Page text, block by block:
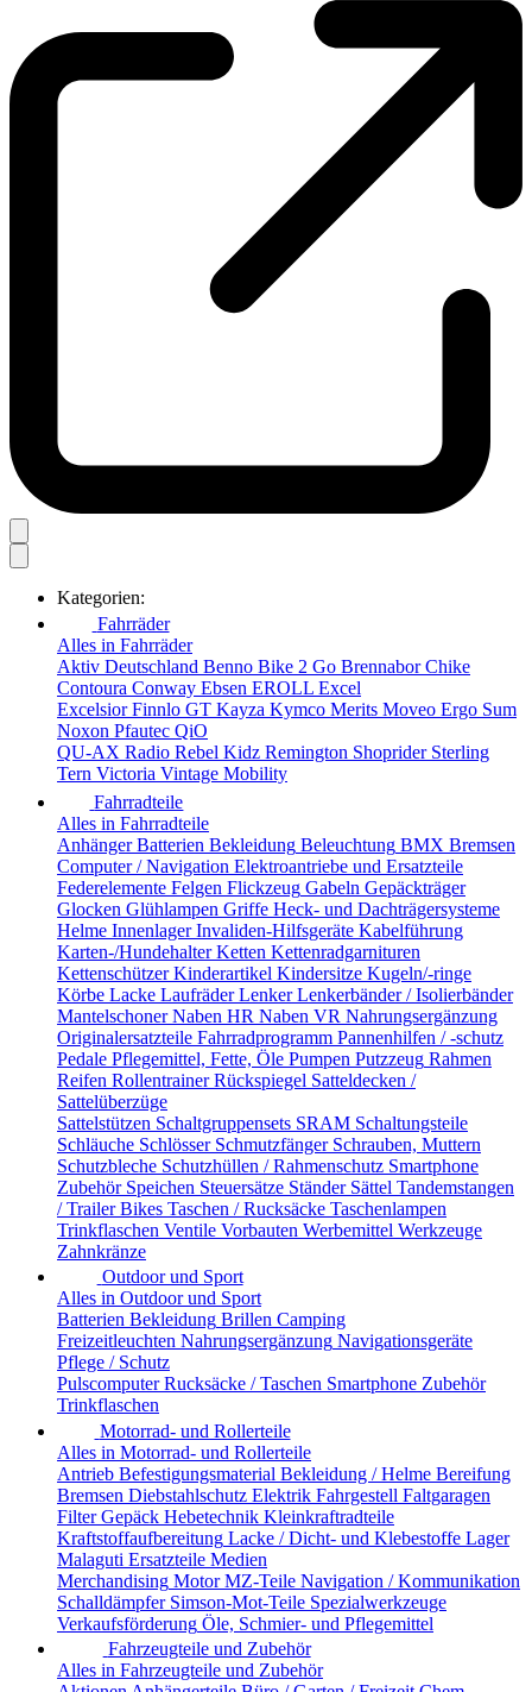
Kategorien:
Fahrräder
Alles in Fahrräder
Aktiv Deutschland Benno Bike 2 Go Brennabor Chike
Contoura Conway Ebsen EROLL Excel
Excelsior Finnlo GT Kayza Kymco Merits Moveo Ergo Sum
Noxon Pfautec QiO
QU-AX Radio Rebel Kidz Remington Shoprider Sterling
Tern Victoria Vintage Mobility
Fahrradteile
Alles in Fahrradteile
Anhänger Batterien Bekleidung Beleuchtung BMX Bremsen
Computer / Navigation Elektroantriebe und Ersatzteile
Federelemente Felgen Flickzeug Gabeln Gepäckträger
Glocken Glühlampen Griffe Heck- und Dachträgersysteme
Helme Innenlager Invaliden-Hilfsgeräte Kabelführung
Karten-/Hundehalter Ketten Kettenradgarnituren
Kettenschützer Kinderartikel Kindersitze Kugeln/-ringe
Körbe Lacke Laufräder Lenker Lenkerbänder / Isolierbänder
Mantelschoner Naben HR Naben VR Nahrungsergänzung
Originalersatzteile Fahrradprogramm Pannenhilfen / -schutz
Pedale Pflegemittel, Fette, Öle Pumpen Putzzeug Rahmen
Reifen Rollentrainer Rückspiegel Satteldecken /
Sattelüberzüge
Sattelstützen Schaltgruppensets SRAM Schaltungsteile
Schläuche Schlösser Schmutzfänger Schrauben, Muttern
Schutzbleche Schutzhüllen / Rahmenschutz Smartphone
Zubehör Speichen Steuersätze Ständer Sättel Tandemstangen
/ Trailer Bikes Taschen / Rucksäcke Taschenlampen
Trinkflaschen Ventile Vorbauten Werbemittel Werkzeuge
Zahnkränze
Outdoor und Sport
Alles in Outdoor und Sport
Batterien Bekleidung Brillen Camping
Freizeitleuchten Nahrungsergänzung Navigationsgeräte
Pflege / Schutz
Pulscomputer Rucksäcke / Taschen Smartphone Zubehör
Trinkflaschen
Motorrad- und Rollerteile
Alles in Motorrad- und Rollerteile
Antrieb Befestigungsmaterial Bekleidung / Helme Bereifung
Bremsen Diebstahlschutz Elektrik Fahrgestell Faltgaragen
Filter Gepäck Hebetechnik Kleinkraftradteile
Kraftstoffaufbereitung Lacke / Dicht- und Klebestoffe Lager
Malaguti Ersatzteile Medien
Merchandising Motor MZ-Teile Navigation / Kommunikation
Schalldämpfer Simson-Mot-Teile Spezialwerkzeuge
Verkaufsförderung Öle, Schmier- und Pflegemittel
Fahrzeugteile und Zubehör
Alles in Fahrzeugteile und Zubehör